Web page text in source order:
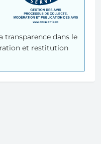
transparence dans le
et restitution